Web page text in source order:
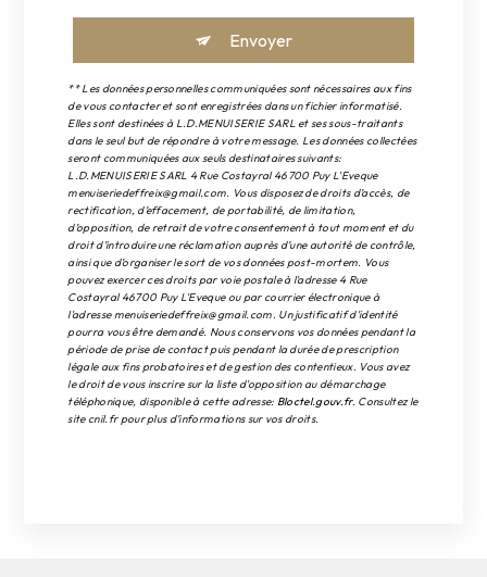
Envoyer
** Les données personnelles communiquées sont nécessaires aux fins
de vous contacter et sont enregistrées dans un fichier informatisé.
Elles sont destinées à L.D.MENUISERIE SARL et ses sous-traitants
dans le seul but de répondre à votre message. Les données collectées
seront communiquées aux seuls destinataires suivants:
L.D.MENUISERIE SARL 4 Rue Costayral 46700 Puy L'Eveque
menuiseriedeffreix@gmail.com. Vous disposez de droits d’accès, de
rectification, d’effacement, de portabilité, de limitation,
d’opposition, de retrait de votre consentement à tout moment et du
droit d’introduire une réclamation auprès d’une autorité de contrôle,
ainsi que d’organiser le sort de vos données post-mortem. Vous
pouvez exercer ces droits par voie postale à l'adresse 4 Rue
Costayral 46700 Puy L'Eveque ou par courrier électronique à
l'adresse menuiseriedeffreix@gmail.com. Un justificatif d'identité
pourra vous être demandé. Nous conservons vos données pendant la
période de prise de contact puis pendant la durée de prescription
légale aux fins probatoires et de gestion des contentieux. Vous avez
le droit de vous inscrire sur la liste d'opposition au démarchage
téléphonique, disponible à cette adresse: Bloctel.gouv.fr. Consultez le
site cnil.fr pour plus d’informations sur vos droits.